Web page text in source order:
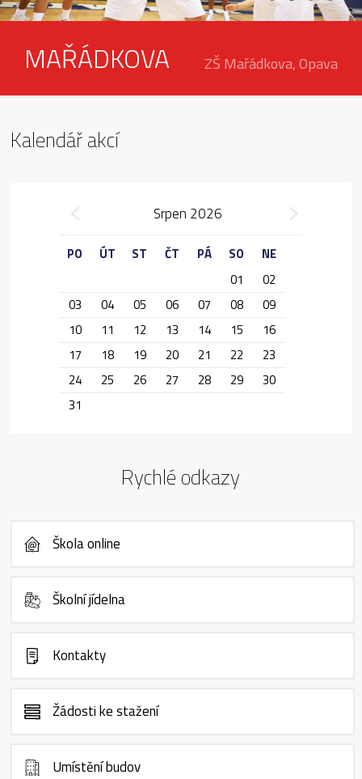
MAŘÁDKOVA ZŠ Mařádkova, Opava
Kalendář akcí
Srpen 2026
PO ÚT ST ČT PÁ SO
NE
01
02
03
04 05 06 07 08
09
10
11 12 13 14 15
16
17
18 19 20 21 22
23
24
25 26 27 28 29
30
31
Rychlé odkazy
Škola online
Školní jídelna
Kontakty
Žádosti ke stažení
Umístění budov